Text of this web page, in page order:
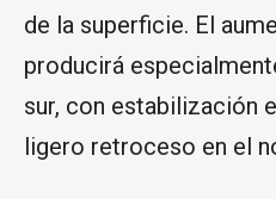
de la superficie. El
producirá
sur, con estabilización
ligero retroceso en el